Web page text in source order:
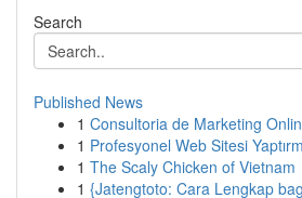
Search
Published News
1 Consultoria de Marketing
1 Profesyonel Web Sitesi
1 The Scaly Chicken of Vietnam
1 {Jatengtoto: Cara Lengkap